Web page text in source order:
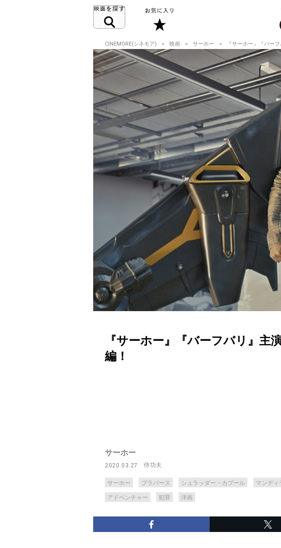
CINEMORE(シネモア) 映画 サーホー 『サーホー』『バー
『サーホー』『バーフバリ』
編！
サーホー
2020.03.27 侍功夫
サーホー プラバース シュラッダー・カプール マンディ
アドベンチャー 犯罪 洋画